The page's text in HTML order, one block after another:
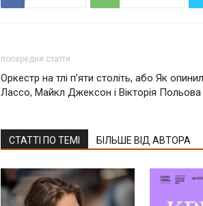
попередня стаття
Оркестр на тлі п’яти століть, або Як
Лассо, Майкл Джексон і Вікторія Польова
СТАТТІ ПО ТЕМІ БІЛЬШЕ ВІД АВТОРА